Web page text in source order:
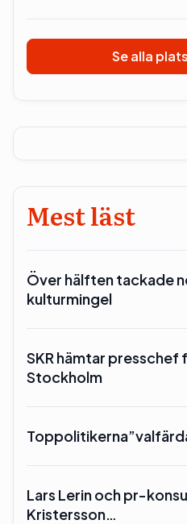
Se alla
Mest läst
Över hälften tackade
kulturmingel
SKR hämtar presschef
Stockholm
Lars Lerin och pr-
Kristersson…